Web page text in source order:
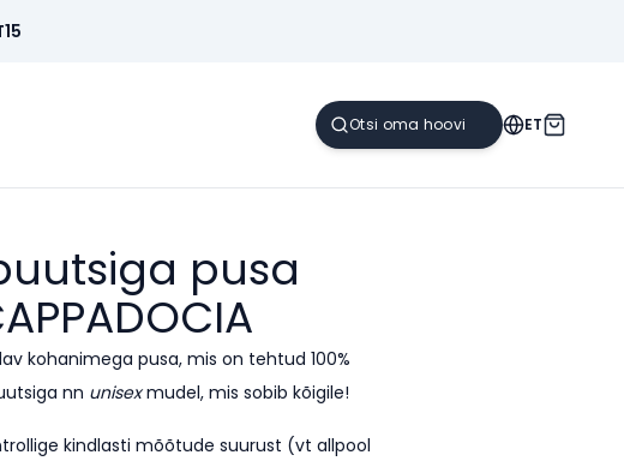
ET
pusa
kohanimega pusa, mis on tehtud 100%
nn unisexmudel, mis sobib kõigile!
kindlasti mõõtude suurust (vt allpool